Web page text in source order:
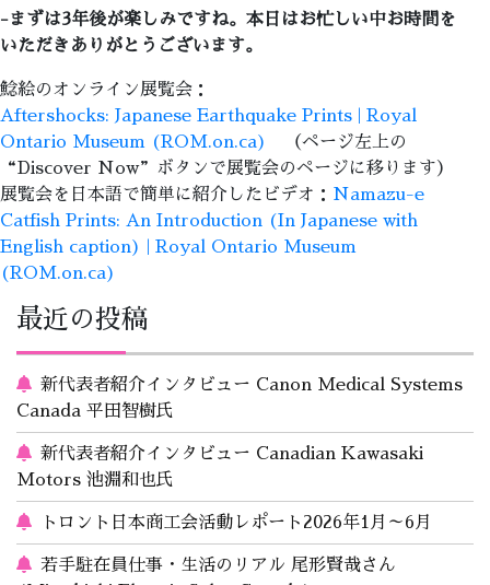
-まずは3年後が楽しみですね。本日はお忙しい中お時間を
いただきありがとうございます。
鯰絵のオンライン展覧会：
Aftershocks: Japanese Earthquake Prints | Royal
Ontario Museum (ROM.on.ca)
（ページ左上の
“Discover Now”ボタンで展覧会のページに移ります）
展覧会を日本語で簡単に紹介したビデオ： Namazu-e
Catfish Prints: An Introduction (In Japanese with
English caption) | Royal Ontario Museum
(ROM.on.ca)
最近の投稿
新代表者紹介インタビュー Canon Medical Systems
Canada 平田智樹氏
新代表者紹介インタビュー Canadian Kawasaki
Motors 池淵和也氏
トロント日本商工会活動レポート2026年1月～6月
若手駐在員仕事・生活のリアル 尾形賢哉さん